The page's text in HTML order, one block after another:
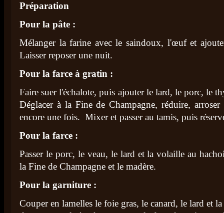
Préparation
Pour la pâte :
Mélanger la farine avec le saindoux, l'œuf et
Laisser reposer une nuit.
Pour la farce à gratin :
Faire suer l'échalote, puis ajouter le lard, le porc, le
Déglacer à la Fine de Champagne, réduire,
encore une fois. Mixer et passer au tamis, puis
Pour la farce :
Passer le porc, le veau, le lard et la volaille au
la Fine de Champagne et le madère.
Pour la garniture :
Couper en lamelles le foie gras, le canard, le lard et